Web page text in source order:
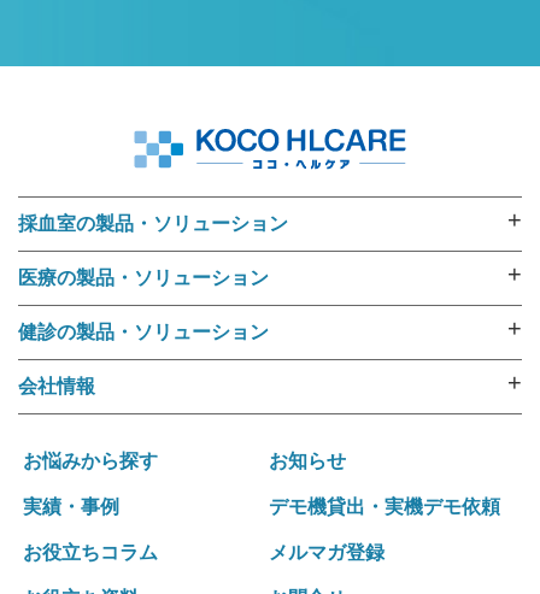
+
採血室の製品・ソリューション
採血業務ソリューション
採血管準備装置 i･pres core
採血管準備装置 i･pres fine
採血管準備装置 i・pres fit Ⅱ
尿カップラベラー CL-350
採血業務支援システム RInCS
採血業務指標化システム
統合受付システム（採血・処置）
+
医療の製品・ソリューション
外来用リストバンド
RFIDリストバンド（E-ブレス®）
ラベル・リストバンド・RFID プリンタipシリーズ
入院用リストバンド
バーコードリーダー
リストバンド発行パッケージ Freeni
医療事務プリント改善ソリューション
+
健診の製品・ソリューション
健診機関向けリストバンド
受診者名簿データ変換ツール 受診者Dataメイキング
キュー
受診キット発送アウトソーシング
健診関連発送業務 内製化ソリューション
+
会社情報
選ばれる理由
運営ポリシー
社訓･経営理念
拠点一覧･グループネットワーク
沿革
お悩みから探す
実績・事例
お役立ちコラム
お知らせ
デモ機貸出・実機デモ依頼
メルマガ登録